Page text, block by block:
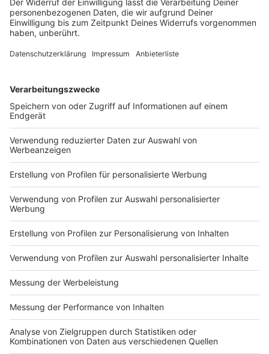
ihrem Etat dafür aufkommen.
Anzeige
Olaf Scholz (SPD) geht hervor, dass die
Bundesregierung ab dem Jahr 2020 mit solchen
Zahlungen rechnet. Für 2020 bis 2022 sind pro Jahr
100 Millionen Euro dafür eingeplant.
Anzeige
Grünen-Chefin Annalena Baerbock forderte die
Mitglieder des Klimakabinetts auf, bald ein
ambitioniertes Klimaschutzgesetz vorzulegen, den
Kohleausstieg umzusetzen und umweltfreundliche
Mobilität voranzubringen. «Vielleicht hilft es ja, um
einzelnen Ministern nochmal klar zu machen, dass auch
für sie das Pariser Klimaabkommen gilt», sagte sie der
dpa.
Anzeige